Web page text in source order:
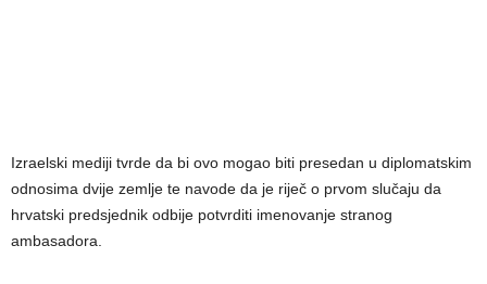
Izraelski mediji tvrde da bi ovo mogao biti presedan u diplomatskim
odnosima dvije zemlje te navode da je riječ o prvom slučaju da
hrvatski predsjednik odbije potvrditi imenovanje stranog
ambasadora.